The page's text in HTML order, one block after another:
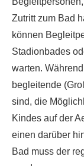
Zutritt zum Bad
können
Stadionbades
warten.
begleitende
sind, die
Kindes auf der
einen darüber
Bad muss der